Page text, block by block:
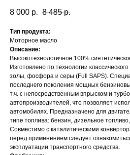
8 000 р. 8 485 р.
Тип продукта:
Моторное масло
Описание:
Высокотехнологичное 100%
Изготовлено по технологии
золы, фосфора и серы (Full SAPS).
последнего поколения мощных
т.ч. с непосредственным впрыском и
автопроизводителей, что позволяет
автомобилях. Предназначено для
типе топлива: бензин, дизельное
Совместимо с каталитическими
перед применением следует
эксплуатации транспортного средства.